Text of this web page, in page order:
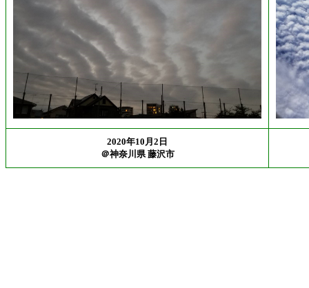
2020年10月2日
＠神奈川県 藤沢市